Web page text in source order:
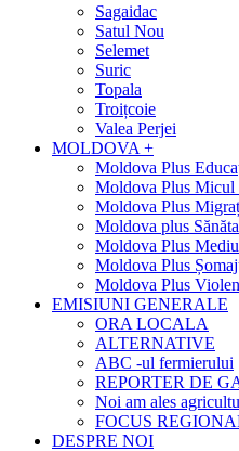
Sagaidac
Satul Nou
Selemet
Suric
Topala
Troițcoie
Valea Perjei
MOLDOVA +
Moldova Plus
Moldova Plus Micul
Moldova Plus
Moldova plus
Moldova Plus Mediu
Moldova Plus
Moldova Plus
EMISIUNI GENERALE
ORA LOCALA
ALTERNATIVE
ABC -ul fermierului
REPORTER DE
Noi am ales
FOCUS
DESPRE NOI